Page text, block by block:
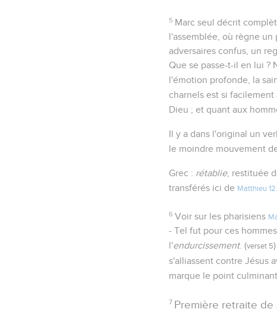
5 Marc seul décrit
l'assemblée, où règne un
adversaires confus, un
Que se passe-t-il en lui ?
l'émotion profonde, la
charnels est si
Dieu ; et quant aux
Il y a dans l'original un
le moindre mouvement
Grec : rétablie, restituée
transférés ici de Matthieu
6 Voir sur les pharisiens
- Tel fut pour ces
l'endurcissement. (verset 5
s'alliassent contre Jésus
marque le point
7 Première retraite de